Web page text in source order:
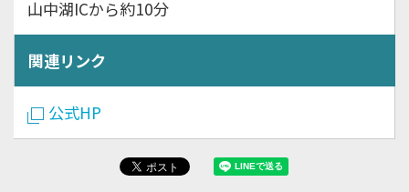
山中湖ICから約10分
関連リンク
公式HP